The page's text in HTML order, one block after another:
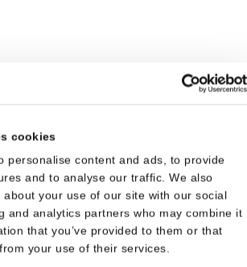
cookies
personalise content and ads, to provide
and to analyse our traffic. We also
your use of our site with our social
and analytics partners who may combine it
that you’ve provided to them or that
your use of their services.
van Star Wars
wereld van een galaxy far, far
Star Wars kinderboekjes! Laat
van jouw favoriete personages
Skywalker tot Darth Vader. Er zijn